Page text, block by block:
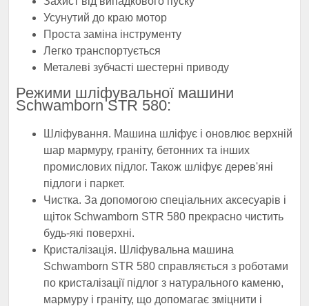
Усунутий до краю мотор
Проста заміна інструменту
Легко транспортується
Металеві зубчасті шестерні приводу
Режими шліфувальної машини
Schwamborn STR 580:
Шліфування. Машина шліфує і оновлює верхній
шар мармуру, граніту, бетонних та інших
промислових підлог. Також шліфує дерев'яні
підлоги і паркет.
Чистка. За допомогою спеціальних аксесуарів і
щіток Schwamborn STR 580 прекрасно чистить
будь-які поверхні.
Кристалізація. Шліфувальна машина
Schwamborn STR 580 справляється з роботами
по кристалізації підлог з натурального каменю,
мармуру і граніту, що допомагає зміцнити і